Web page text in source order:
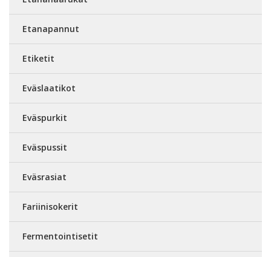
Etanapannut
Etiketit
Eväslaatikot
Eväspurkit
Eväspussit
Eväsrasiat
Fariinisokerit
Fermentointisetit